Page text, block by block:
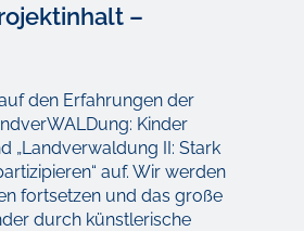
–
den Erfahrungen der
Kinder
„Landverwaldung II: Stark
auf. Wir werden
fortsetzen und das große
durch künstlerische